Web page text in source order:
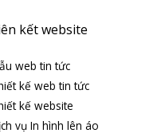
kết website
web tin tức
kế web tin tức
kế website
vụ In hình lên áo